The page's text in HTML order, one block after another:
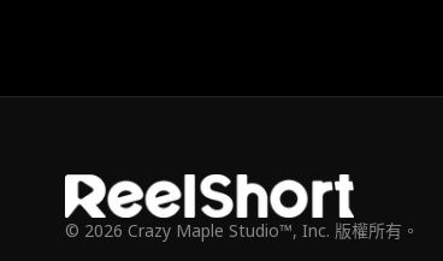
© 2026 Crazy Maple Studio™, Inc. 版權所有。